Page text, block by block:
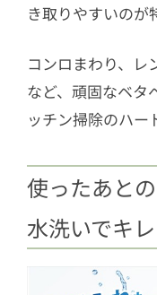
き取りやすいのが
コンロまわり、レ
など、頑固なベタ
ッチン掃除のハー
使ったあと
水洗いでキ